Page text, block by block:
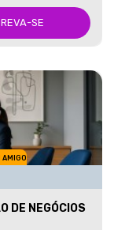
SE
AMIGO
DE NEGÓCIOS